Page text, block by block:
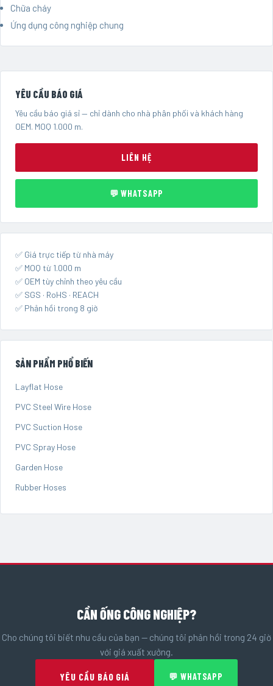
Chữa cháy
Ứng dụng công nghiệp chung
YÊU CẦU BÁO GIÁ
Yêu cầu báo giá sỉ — chỉ dành cho nhà phân phối và khách hàng
OEM. MOQ 1.000 m.
LIÊN HỆ
💬 WHATSAPP
✅ Giá trực tiếp từ nhà máy
✅ MOQ từ 1.000 m
✅ OEM tùy chỉnh theo yêu cầu
✅ SGS · RoHS · REACH
✅ Phản hồi trong 8 giờ
SẢN PHẨM PHỔ BIẾN
Layflat Hose
PVC Steel Wire Hose
PVC Suction Hose
PVC Spray Hose
Garden Hose
Rubber Hoses
CẦN ỐNG CÔNG NGHIỆP?
Cho chúng tôi biết nhu cầu của bạn — chúng tôi phản hồi trong 24 giờ
với giá xuất xưởng.
YÊU CẦU BÁO GIÁ 💬 WHATSAPP